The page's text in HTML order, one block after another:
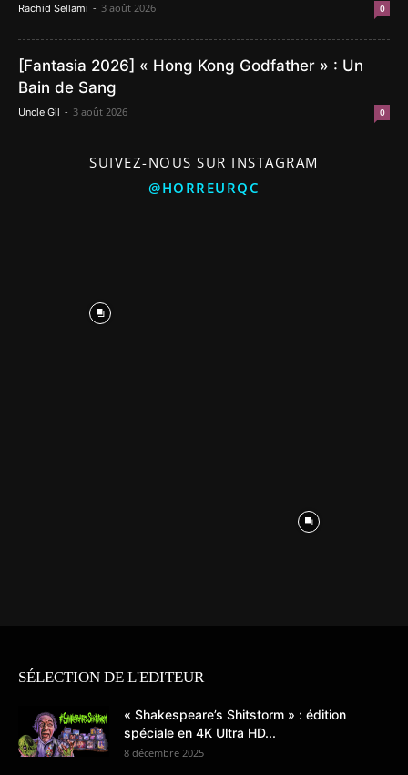
Rachid Sellami - 3 août 2026 0
[Fantasia 2026] « Hong Kong Godfather » : Un
Bain de Sang
Uncle Gil - 3 août 2026 0
SUIVEZ-NOUS SUR INSTAGRAM
@HORREURQC
SÉLECTION DE L'EDITEUR
« Shakespeare’s Shitstorm » : édition
spéciale en 4K Ultra HD...
8 décembre 2025